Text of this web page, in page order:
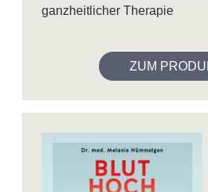
ganzheitlicher Therapie
ZUM